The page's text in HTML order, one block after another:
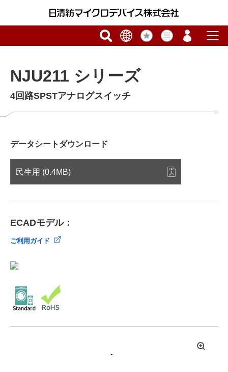
NJU211 シリーズ
4回路SPSTアナログスイッチ
データシートダウンロード
民生用 (0.4MB)
ECADモデル：
ご利用ガイド
拡